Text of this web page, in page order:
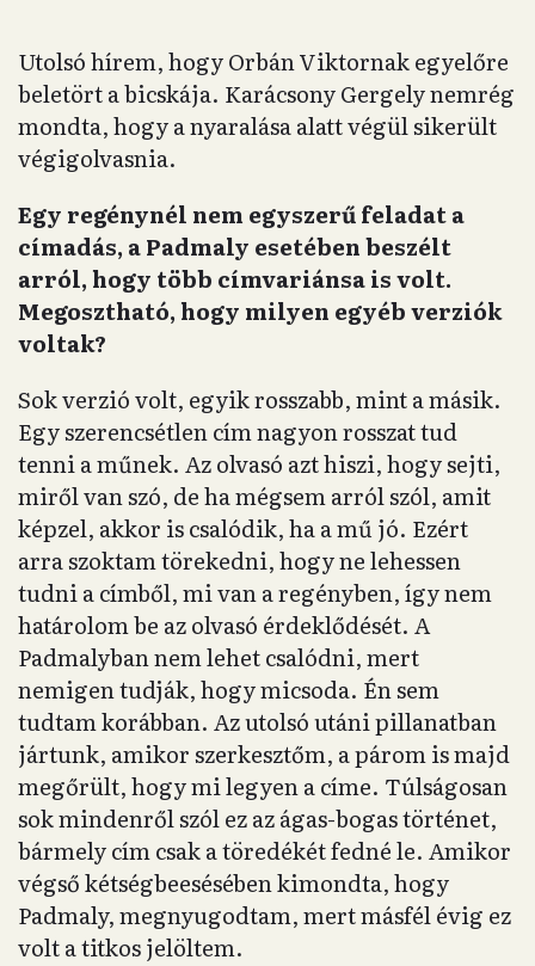
Utolsó hírem, hogy Orbán Viktornak egyelőre
beletört a bicskája. Karácsony Gergely nemrég
mondta, hogy a nyaralása alatt végül sikerült
végigolvasnia.
Egy regénynél nem egyszerű feladat a
címadás, a Padmaly esetében beszélt
arról, hogy több címvariánsa is volt.
Megosztható, hogy milyen egyéb verziók
voltak?
Sok verzió volt, egyik rosszabb, mint a másik.
Egy szerencsétlen cím nagyon rosszat tud
tenni a műnek. Az olvasó azt hiszi, hogy sejti,
miről van szó, de ha mégsem arról szól, amit
képzel, akkor is csalódik, ha a mű jó. Ezért
arra szoktam törekedni, hogy ne lehessen
tudni a címből, mi van a regényben, így nem
határolom be az olvasó érdeklődését. A
Padmalyban nem lehet csalódni, mert
nemigen tudják, hogy micsoda. Én sem
tudtam korábban. Az utolsó utáni pillanatban
jártunk, amikor szerkesztőm, a párom is majd
megőrült, hogy mi legyen a címe. Túlságosan
sok mindenről szól ez az ágas-bogas történet,
bármely cím csak a töredékét fedné le. Amikor
végső kétségbeesésében kimondta, hogy
Padmaly, megnyugodtam, mert másfél évig ez
volt a titkos jelöltem.